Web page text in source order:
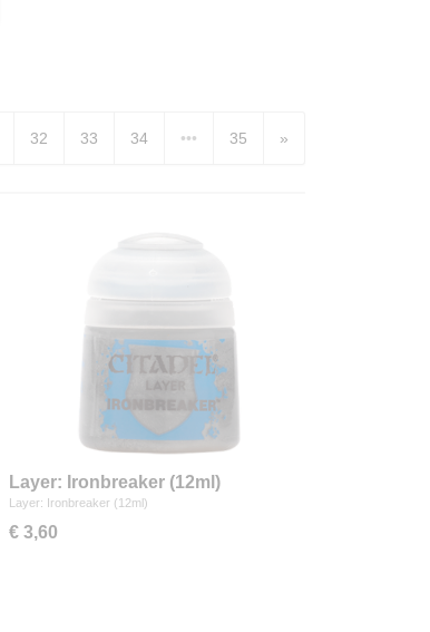
32 33 34 ••• 35 »
Layer: Ironbreaker (12ml)
Layer: Ironbreaker (12ml)
€ 3,60